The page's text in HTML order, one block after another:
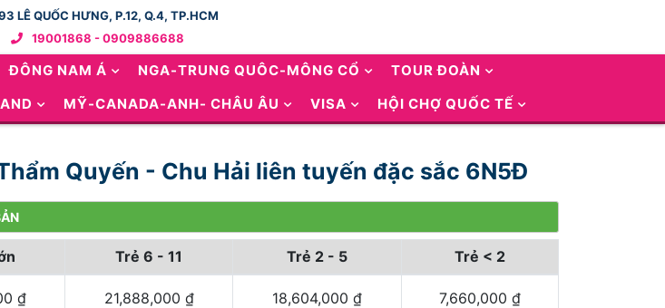
LÊ QUỐC HƯNG, P.12, Q.4, TP.HCM
19001868 - 0909886688
ĐÔNG NAM Á NGA-TRUNG QUÔC-MÔNG CỔ
TOUR ĐOÀN
MỸ-CANADA-ANH- CHÂU ÂU VISA HỘI CHỢ QUỐC TẾ
Quyến - Chu Hải liên tuyến đặc sắc 6N5Đ
Trẻ 6 - 11 Trẻ 2 - 5 Trẻ < 2
₫ 21,888,000 ₫ 18,604,000 ₫ 7,660,000 ₫